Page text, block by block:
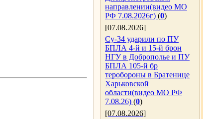
направлении(видео МО
РФ 7.08.2026г) (0)
[07.08.2026]
Су-34 ударили по ПУ
БПЛА 4-й и 15-й брон
НГУ в Доброполье и ПУ
БПЛА 105-й бр
теробороны в Братенице
Харьковской
области(видео МО РФ
7.08.26) (0)
[07.08.2026]